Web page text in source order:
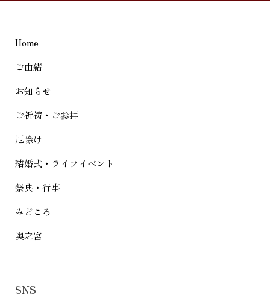
ー
シ
ョ
ン
Home
ご由緒
お知らせ
ご祈祷・ご参拝
厄除け
結婚式・ライフイベント
祭典・行事
みどころ
奥之宮
SNS